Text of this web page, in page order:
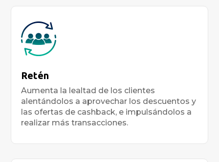
Retén
Aumenta la lealtad de los clientes
alentándolos a aprovechar los descuentos y
las ofertas de cashback, e impulsándolos a
realizar más transacciones.